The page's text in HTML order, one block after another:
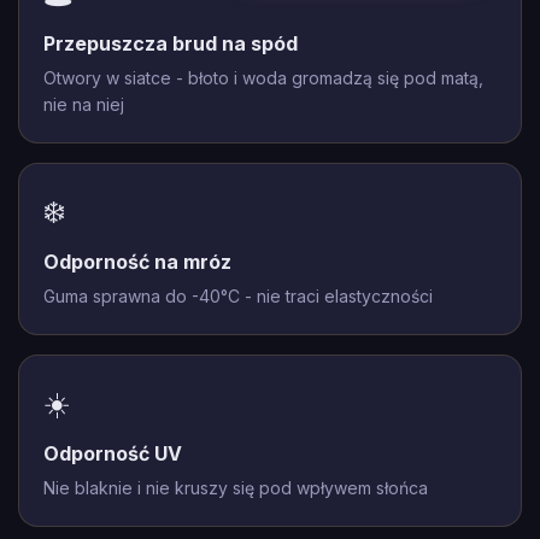
Przepuszcza brud na spód
Otwory w siatce - błoto i woda gromadzą się pod matą,
nie na niej
❄️
Odporność na mróz
Guma sprawna do -40°C - nie traci elastyczności
☀️
Odporność UV
Nie blaknie i nie kruszy się pod wpływem słońca